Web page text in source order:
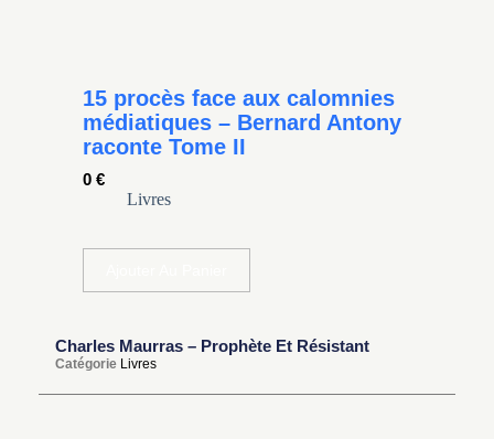
15 procès face aux calomnies
médiatiques – Bernard Antony
raconte Tome II
0 €
Livres
Charles Maurras – Prophète Et Résistant
Catégorie Livres